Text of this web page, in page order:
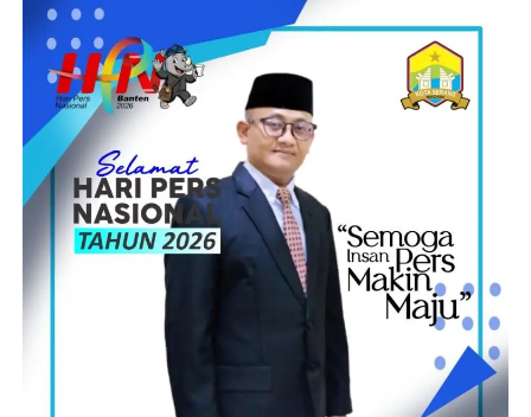
(YEN/RG)
Post Views: 16